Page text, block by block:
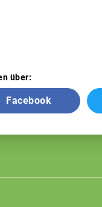
über:
Facebook